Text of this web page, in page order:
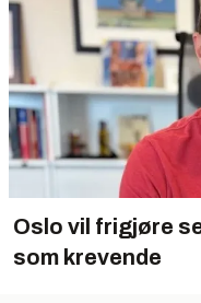
Oslo vil frigjøre
som krevende